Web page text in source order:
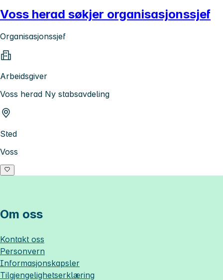
Voss herad søkjer organisasjonssjef
Organisasjonssjef
Arbeidsgiver
Voss herad Ny stabsavdeling
Sted
Voss
Om oss
Kontakt oss
Personvern
Informasjonskapsler
Tilgjengelighetserklæring